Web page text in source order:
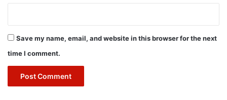
Save my name, email, and website in this browser for the next
time I comment.